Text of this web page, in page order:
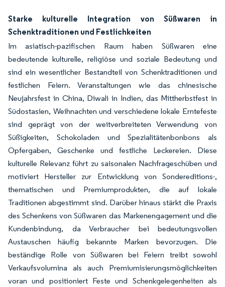
Starke kulturelle Integration von Süßwaren in
Schenktraditionen und Festlichkeiten
Im asiatisch-pazifischen Raum haben Süßwaren eine
bedeutende kulturelle, religiöse und soziale Bedeutung und
sind ein wesentlicher Bestandteil von Schenktraditionen und
festlichen Feiern. Veranstaltungen wie das chinesische
Neujahrsfest in China, Diwali in Indien, das Mittherbstfest in
Südostasien, Weihnachten und verschiedene lokale Erntefeste
sind geprägt von der weitverbreiteten Verwendung von
Süßigkeiten, Schokoladen und Spezialitätenbonbons als
Opfergaben, Geschenke und festliche Leckereien. Diese
kulturelle Relevanz führt zu saisonalen Nachfrageschüben und
motiviert Hersteller zur Entwicklung von Sondereditions-,
thematischen und Premiumprodukten, die auf lokale
Traditionen abgestimmt sind. Darüber hinaus stärkt die Praxis
des Schenkens von Süßwaren das Markenengagement und die
Kundenbindung, da Verbraucher bei bedeutungsvollen
Austauschen häufig bekannte Marken bevorzugen. Die
beständige Rolle von Süßwaren bei Feiern treibt sowohl
Verkaufsvolumina als auch Premiumisierungsmöglichkeiten
voran und positioniert Feste und Schenkgelegenheiten als